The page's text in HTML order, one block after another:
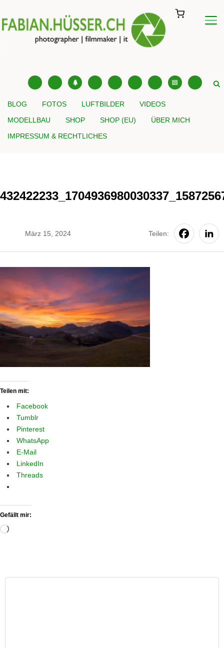
instagramfacebook
tree x youtubetiktok pinteresteditor-
kitchensink
threads
BLOG FOTOS LUFTBILDER
VIDEOS
MODELLBAU
SHOP SHOP (EU)
ÜBER MICH
IMPRESSUM & RECHTLICHES
März 15, 2024 Teilen:
Teilen mit:
Facebook
Tumblr
Pinterest
WhatsApp
E-Mail
LinkedIn
Threads
Gefällt mir:
Wird